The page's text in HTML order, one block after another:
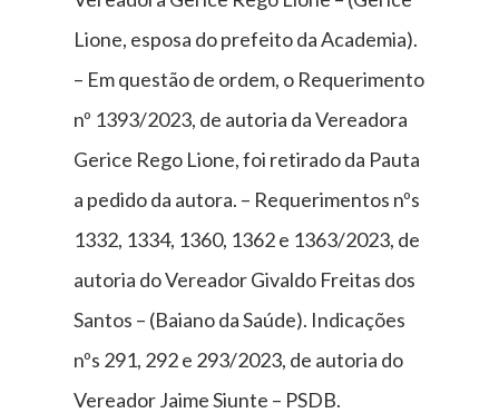
Lione, esposa do prefeito da Academia).
– Em questão de ordem, o Requerimento
nº 1393/2023, de autoria da Vereadora
Gerice Rego Lione, foi retirado da Pauta
a pedido da autora. – Requerimentos nºs
1332, 1334, 1360, 1362 e 1363/2023, de
autoria do Vereador Givaldo Freitas dos
Santos – (Baiano da Saúde). Indicações
nºs 291, 292 e 293/2023, de autoria do
Vereador Jaime Siunte – PSDB.